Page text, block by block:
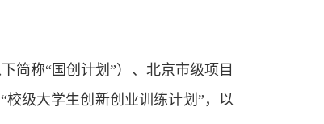
简称“国创计划”）、北京市级项目
校级大学生创新创业训练计划”，以